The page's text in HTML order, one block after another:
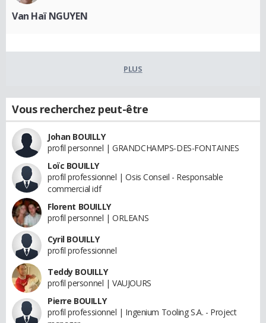
Van Haï NGUYEN
PLUS
Vous recherchez peut-être
Johan BOUILLY
profil personnel | GRANDCHAMPS-DES-FONTAINES
Loïc BOUILLY
profil professionnel | Osis Conseil - Responsable
commercial idf
Florent BOUILLY
profil personnel | ORLEANS
Cyril BOUILLY
profil professionnel
Teddy BOUILLY
profil personnel | VAUJOURS
Pierre BOUILLY
profil professionnel | Ingenium Tooling S.A. - Project